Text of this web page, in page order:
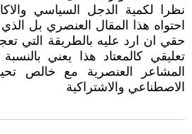
نظرا لكمية الدجل السياسي
احتواه هذا المقال العنصري بل
حقي ان ارد عليه بالطريقة التي
تعليقي كالمعتاد هذا يعني
المشاعر العنصرية مع خالص
الاصطناعي والاشتراكية